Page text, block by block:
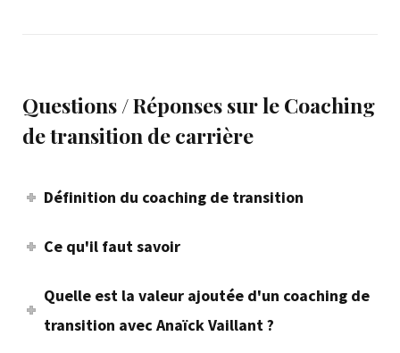
Questions / Réponses sur le Coaching
de transition de carrière
Définition du coaching de transition
Ce qu'il faut savoir
Quelle est la valeur ajoutée d'un coaching de
transition avec Anaïck Vaillant ?